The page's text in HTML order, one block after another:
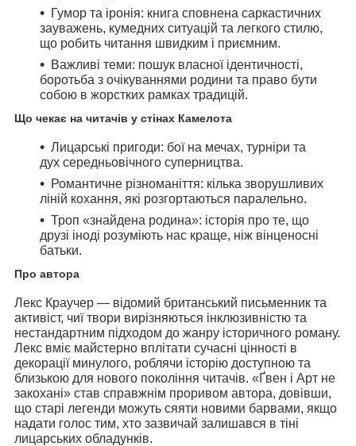
Гумор та іронія: книга сповнена саркастичних
зауважень, кумедних ситуацій та легкого стилю,
що робить читання швидким і приємним.
Важливі теми: пошук власної ідентичності,
боротьба з очікуваннями родини та право бути
собою в жорстких рамках традицій.
Що чекає на читачів у стінах Камелота
Лицарські пригоди: бої на мечах, турніри та
дух середньовічного суперництва.
Романтичне різноманіття: кілька зворушливих
ліній кохання, які розгортаються паралельно.
Троп «знайдена родина»: історія про те, що
друзі іноді розуміють нас краще, ніж вінценосні
батьки.
Про автора
Лекс Краучер — відомий британський письменник та
активіст, чиї твори вирізняються інклюзивністю та
нестандартним підходом до жанру історичного роману.
Лекс вміє майстерно вплітати сучасні цінності в
декорації минулого, роблячи історію доступною та
близькою для нового покоління читачів. «Ґвен і Арт не
закохані» став справжнім проривом автора, довівши,
що старі легенди можуть сяяти новими барвами, якщо
надати голос тим, хто зазвичай залишався в тіні
лицарських обладунків.